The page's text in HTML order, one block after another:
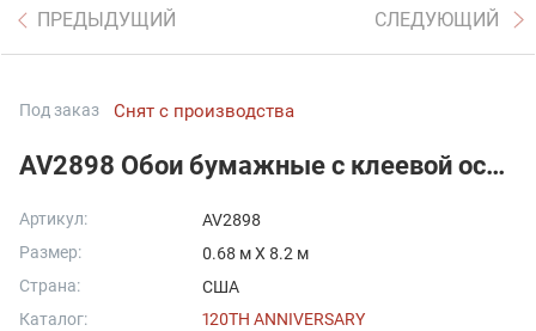
ПРЕДЫДУЩИЙ СЛЕДУЮЩИЙ
Под заказ Снят с производства
AV2898 Обои бумажные с клеевой основой York -120th Anniversary, цена A
Артикул:
AV2898
Размер:
0.68 м X 8.2 м
Страна:
США
Каталог:
120TH ANNIVERSARY